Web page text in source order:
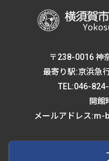
〒238-0016 神
最寄り駅:京浜急
TEL:046-
開館
メールアドレス